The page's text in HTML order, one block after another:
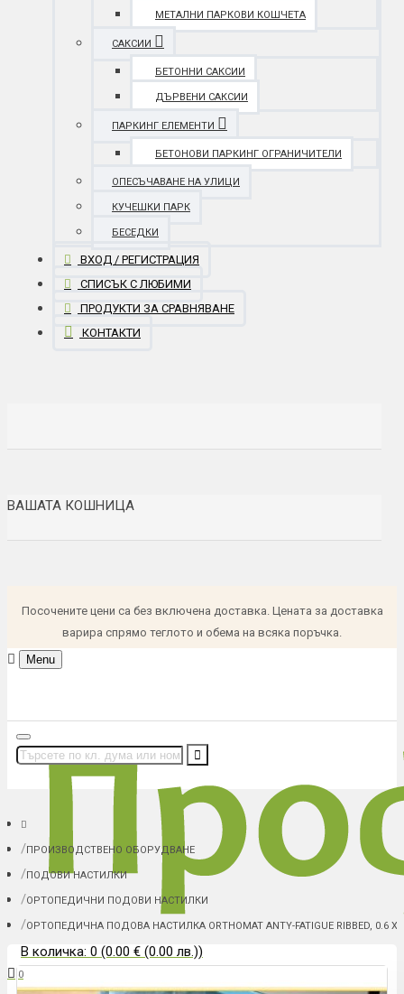
МЕТАЛНИ ПАРКОВИ КОШЧЕТА
САКСИИ
БЕТОННИ САКСИИ
ДЪРВЕНИ САКСИИ
ПАРКИНГ ЕЛЕМЕНТИ
БЕТОНОВИ ПАРКИНГ ОГРАНИЧИТЕЛИ
ОПЕСЪЧАВАНЕ НА УЛИЦИ
КУЧЕШКИ ПАРК
БЕСЕДКИ
ВХОД / РЕГИСТРАЦИЯ
СПИСЪК С ЛЮБИМИ
ПРОДУКТИ ЗА СРАВНЯВАНЕ
КОНТАКТИ
ВАШАТА КОШНИЦА
Посочените цени са без включена доставка. Цената за доставка
варира спрямо теглото и обема на всяка поръчка.
Menu
В количка: 0 (0.00 € (0.00 лв.))
0
ПРОИЗВОДСТВЕНО ОБОРУДВАНЕ
ПОДОВИ НАСТИЛКИ
ОРТОПЕДИЧНИ ПОДОВИ НАСТИЛКИ
ОРТОПЕДИЧНА ПОДОВА НАСТИЛКА ORTHOMAT ANTY-FATIGUE RIBBED, 0.6 Х